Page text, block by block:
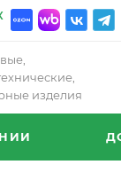
изделия